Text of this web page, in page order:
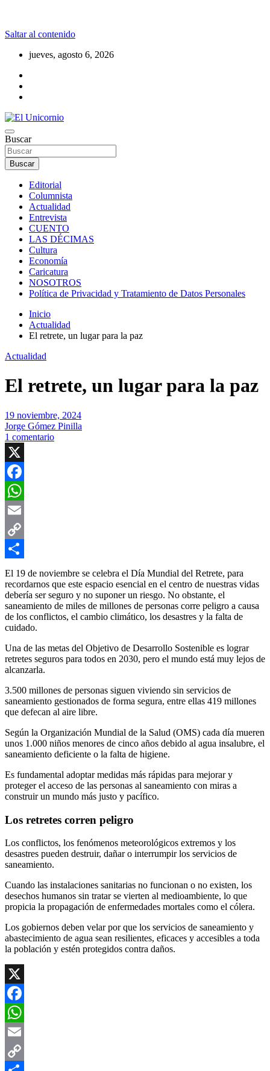
Saltar al contenido
jueves, agosto 6, 2026
El Unicornio
La realidad supera la fantasía
Buscar
Buscar
Editorial
Columnista
Actualidad
Entrevista
CUENTO
LAS DÉCIMAS
Cultura
Economía
Caricatura
NOSOTROS
Política de Privacidad y Tratamiento de Datos Personales
Inicio
Actualidad
El retrete, un lugar para la paz
Actualidad
El retrete, un lugar para la paz
19 noviembre, 2024
Jorge Gómez Pinilla
1 comentario
X
Facebook
WhatsApp
Email
Copy
Link
Compartir
El 19 de noviembre se celebra el Día Mundial del Retrete, para
recordarnos que este espacio esencial en el centro de nuestras vidas
debería ser seguro y no suponer un riesgo. No obstante, el
saneamiento de miles de millones de personas corre peligro a causa
de los conflictos, el cambio climático, los desastres y la falta de
cuidado.
Una de las metas del Objetivo de Desarrollo Sostenible es lograr
retretes seguros para todos en 2030, pero el mundo está muy lejos de
alcanzarla.
3.500 millones de personas siguen viviendo sin servicios de
saneamiento gestionados de forma segura, entre ellas 419 millones
que defecan al aire libre.
Según la Organización Mundial de la Salud (OMS) cada día mueren
unos 1.000 niños menores de cinco años debido al agua insalubre, el
saneamiento deficiente o la falta de higiene.
Es fundamental adoptar medidas más rápidas para mejorar y
proteger el acceso de las personas al saneamiento con miras a
construir un mundo más justo y pacífico.
Los retretes corren peligro
Los conflictos, los fenómenos meteorológicos extremos y los
desastres pueden destruir, dañar o interrumpir los servicios de
saneamiento.
Cuando las instalaciones sanitarias no funcionan o no existen, los
desechos humanos sin tratar se vierten al medioambiente, lo que
propicia la propagación de enfermedades mortales como el cólera.
Los gobiernos deben velar por que los servicios de saneamiento y
abastecimiento de agua sean resilientes, eficaces y accesibles a toda
la población y estén protegidos contra daños.
X
Facebook
WhatsApp
Email